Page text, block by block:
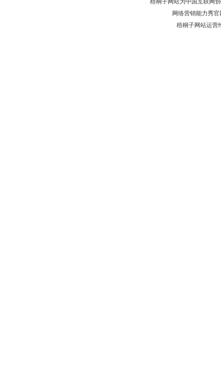
梧桐子网站为中国互联网
网络营销能力秀官
梧桐子网站运营